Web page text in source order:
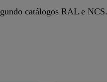
catálogos RAL e NCS.